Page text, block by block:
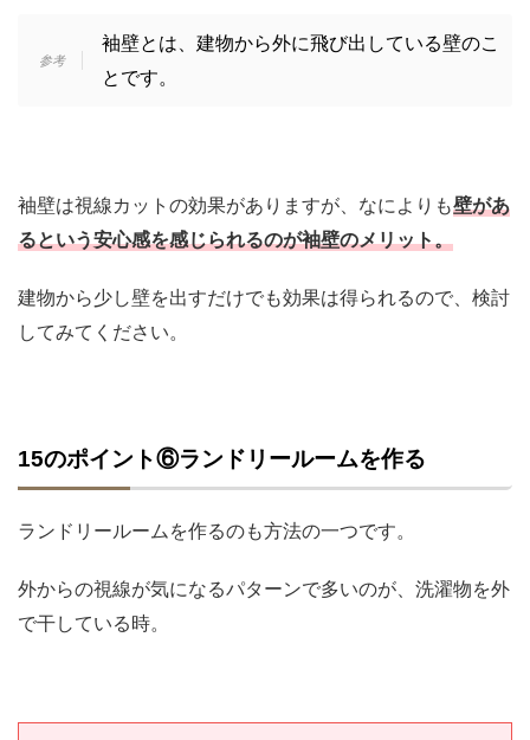
袖壁とは、建物から外に飛び出している壁のこ
とです。
袖壁は視線カットの効果がありますが、なによりも壁があ
るという安心感を感じられるのが袖壁のメリット。
建物から少し壁を出すだけでも効果は得られるので、検討
してみてください。
15のポイント⑥ランドリールームを作る
ランドリールームを作るのも方法の一つです。
外からの視線が気になるパターンで多いのが、洗濯物を外
で干している時。